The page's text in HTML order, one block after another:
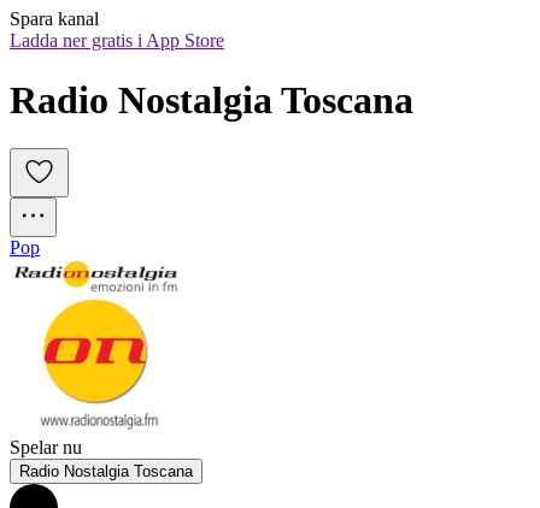
Spara kanal
Ladda ner gratis i App Store
Radio Nostalgia Toscana
Pop
Spelar nu
Radio Nostalgia Toscana